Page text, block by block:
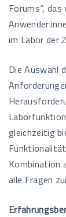
Forums“,
im Labor der
Die Auswahl
gleichzeitig
Kombination
alle Fragen